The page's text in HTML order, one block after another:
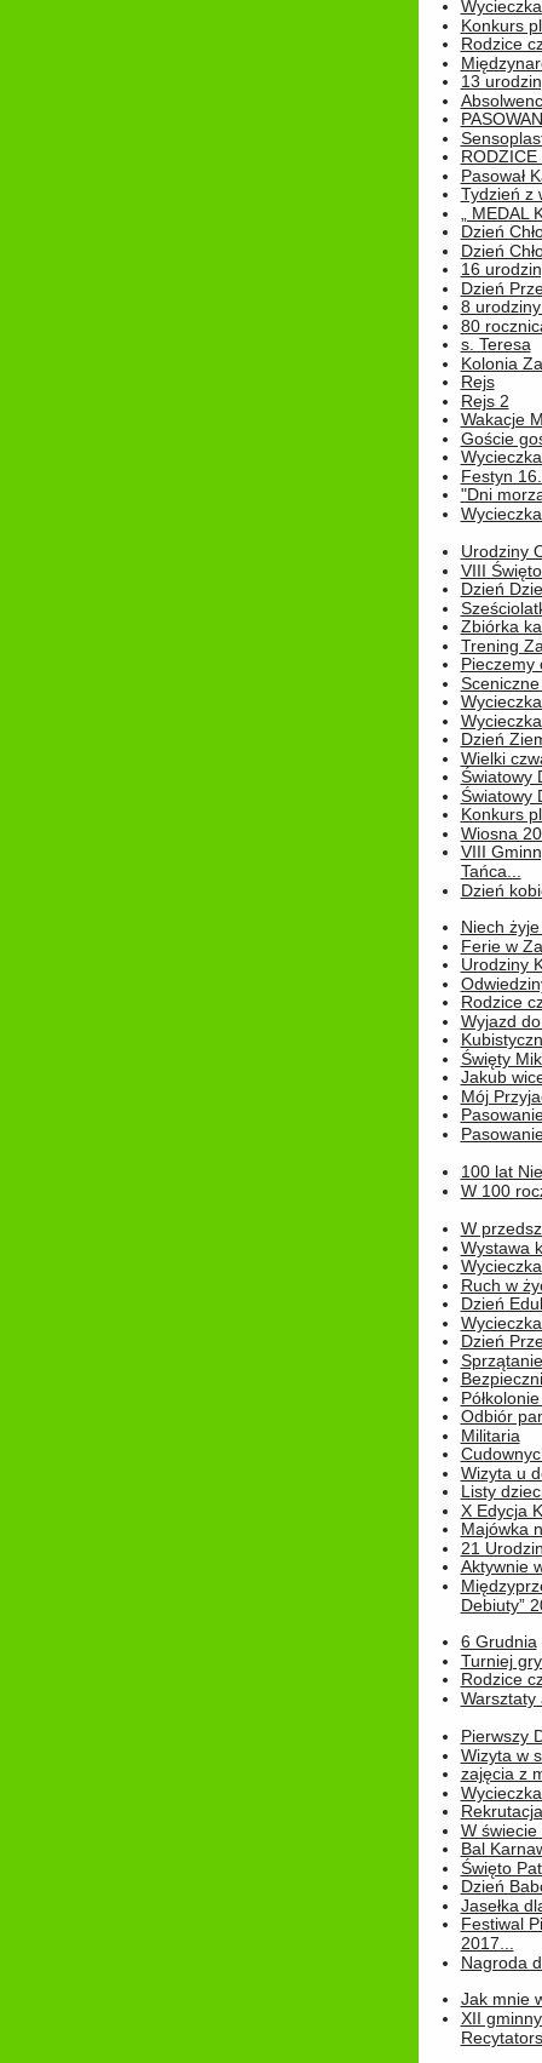
Konkurs
Rodzice
13
Pasował
Tydzień z
„
Dzień
Dzień
16
Dzień
8
80
s. Teresa
Kolonia
Rejs
Rejs 2
Wakacje
Goście
Festyn
"Dni
Urodziny
VIII
Dzień
Zbiórka
Trening
Pieczemy
Dzień
Wielki
Światowy
Światowy
Konkurs
Wiosna
VIII
Tańca...
Dzień
Niech
Ferie w
Urodziny
Rodzice
Wyjazd
Święty
Jakub
Mój
100 lat
W 100
W
Wystawa
Ruch w
Dzień
Dzień
Odbiór
Militaria
Wizyta u
Listy
X Edycja
Majówka
21
Aktywnie
Debiuty”
6 Grudnia
Turniej
Rodzice
Warsztaty
Pierwszy
Wizyta w
zajęcia z
W świecie
Bal
Święto
Dzień
Jasełka
Festiwal
2017...
Nagroda
Jak mnie
XII